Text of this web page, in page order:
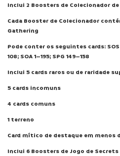
Inclui 2 Boosters de Colecionador
Cada Booster de Colecionador
Gathering
Pode conter os seguintes cards: SOS
108; SOA 1–195; SPG 149–158
Inclui 5 cards raros ou de raridade
5 cards incomuns
4 cards comuns
1 terreno
Card mítico de destaque em menos
Inclui 6 Boosters de Jogo de